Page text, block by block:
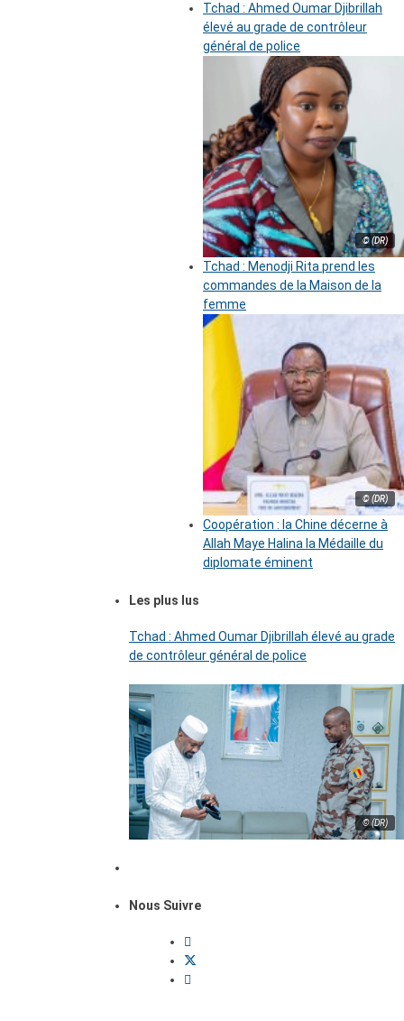
Tchad : Ahmed Oumar Djibrillah
élevé au grade de contrôleur
général de police
© (DR)
Tchad : Menodji Rita prend les
commandes de la Maison de la
femme
© (DR)
Coopération : la Chine décerne à
Allah Maye Halina la Médaille du
diplomate éminent
Les plus lus
Tchad : Ahmed Oumar Djibrillah élevé au grade
de contrôleur général de police
© (DR)
Nous Suivre